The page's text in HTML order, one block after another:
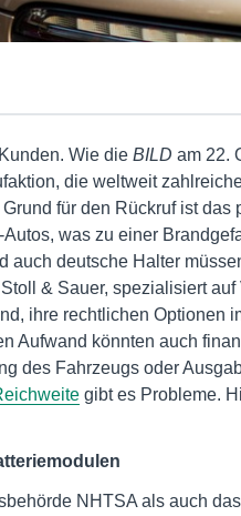
Wie die BILD am 22.
die weltweit
für den Rückruf ist das
was zu einer
auch deutsche Halter
& Sauer, spezialisiert auf
ihre rechtlichen Optionen
Aufwand könnten auch
des Fahrzeugs oder
gibt es Probleme.
NHTSA als auch